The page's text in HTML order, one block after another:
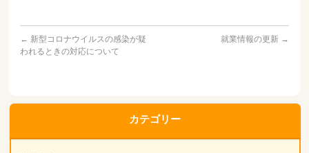
← 新型コロナウイルスの感染が疑
われるときの対応について
就業情報の更新 →
カテゴリー